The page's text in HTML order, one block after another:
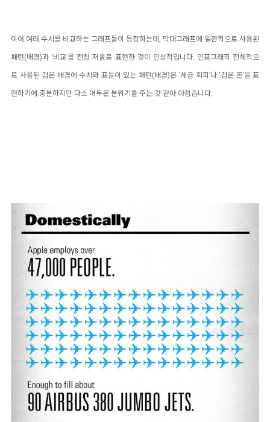
이어 여러 수치를 비교하는 그래프들이 등장하는데, 막대그래프에 일관적으로 사용된
패턴(배경)과 ‘비교’를 천칭 저울로 표현한 것이 인상적입니다. 인포그래픽 전체적으
로 사용된 검은 배경에 수치와 표들이 있는 패턴(배경)은 ‘세금 회피’나 ‘검은 돈’을 표
현하기에 충분하지만 다소 어두운 분위기를 주는 것 같아 아쉽습니다.